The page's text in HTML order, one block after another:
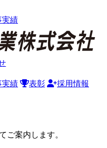
実績
実績 表彰
採用情報
ご案内します。